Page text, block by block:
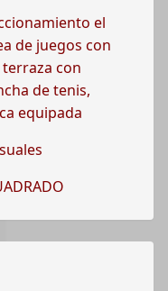
el
de juegos con
con
de tenis,
equipada